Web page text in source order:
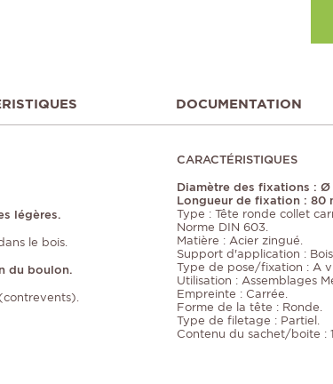
DOCUMENTATION
légères.
le bois.
du boulon.
CARACTÉRISTIQUES
Diamètre des fixations : Ø
Longueur de fixation : 80
Type : Tête ronde collet
Norme DIN 603.
Matière : Acier zingué.
Support d'application :
Type de pose/fixation : A
Utilisation : Assemblages
Empreinte : Carrée.
Forme de la tête : Ronde.
Type de filetage : Partiel.
Contenu du sachet/boite :